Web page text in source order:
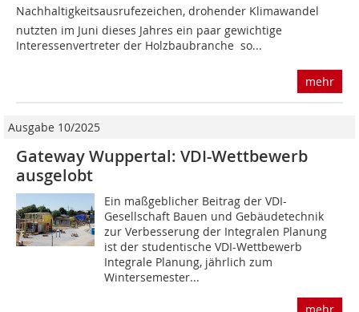
Nachhaltigkeitsausrufezeichen, drohender Klimawandel 
nutzten im Juni dieses Jahres ein paar gewichtige
Interessenvertreter der Holzbau­branche  so...
mehr
Ausgabe 10/2025
Gateway Wuppertal: VDI-Wettbewerb
ausgelobt
Ein maßgeblicher Beitrag der VDI-
Gesellschaft Bauen und Gebäudetechnik
zur Verbesserung der Integralen Planung
ist der studentische VDI-Wettbewerb
Integrale Planung, jährlich zum
Wintersemester...